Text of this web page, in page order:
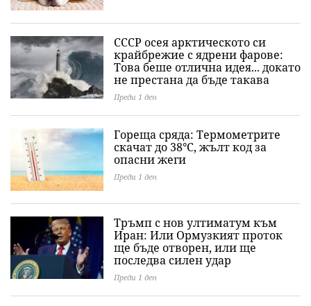
СССР осея арктическото си
крайбрежие с ядрени фарове:
Това беше отлична идея... докато
не престана да бъде такава
Преди 1 ден
Гореща сряда: Термометрите
скачат до 38°C, жълт код за
опасни жеги
Преди 1 ден
Тръмп с нов ултиматум към
Иран: Или Ормузкият проток
ще бъде отворен, или ще
последва силен удар
Преди 1 ден